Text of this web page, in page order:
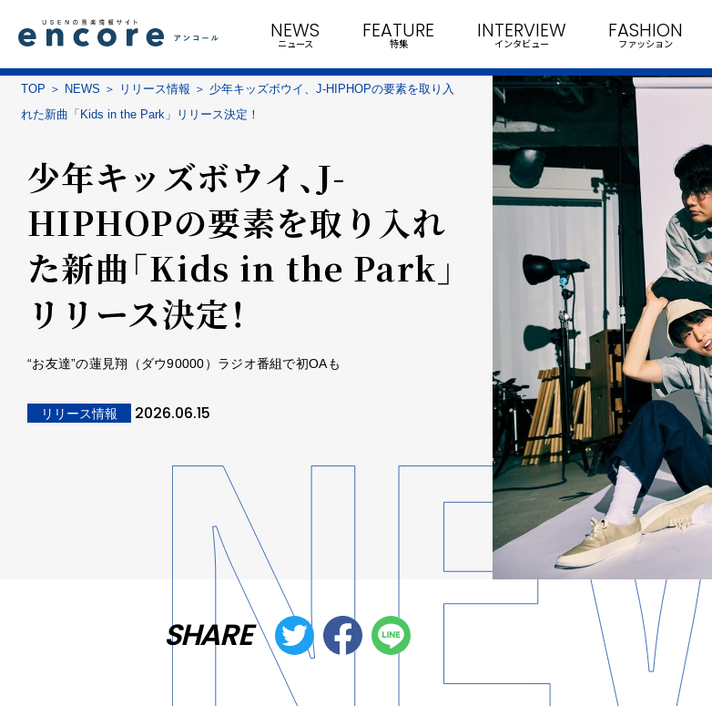
NEWS
ニュース
FEATURE
特集
INTERVIEW
インタビュー
FASHION
ファッション
TOP NEWS リリース情報
少年キッズボウイ、J-HIPHOPの要素を取り入
れた新曲「Kids in the Park」リリース決定！
少年キッズボウイ、J-
HIPHOPの要素を取り入れ
た新曲「Kids in the Park」
リリース決定！
“お友達”の蓮見翔（ダウ90000）ラジオ番組で初OAも
リリース情報 2026.06.15
SHARE